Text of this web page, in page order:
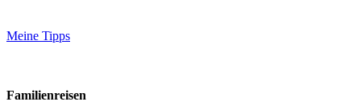
Meine Tipps
Familienreisen